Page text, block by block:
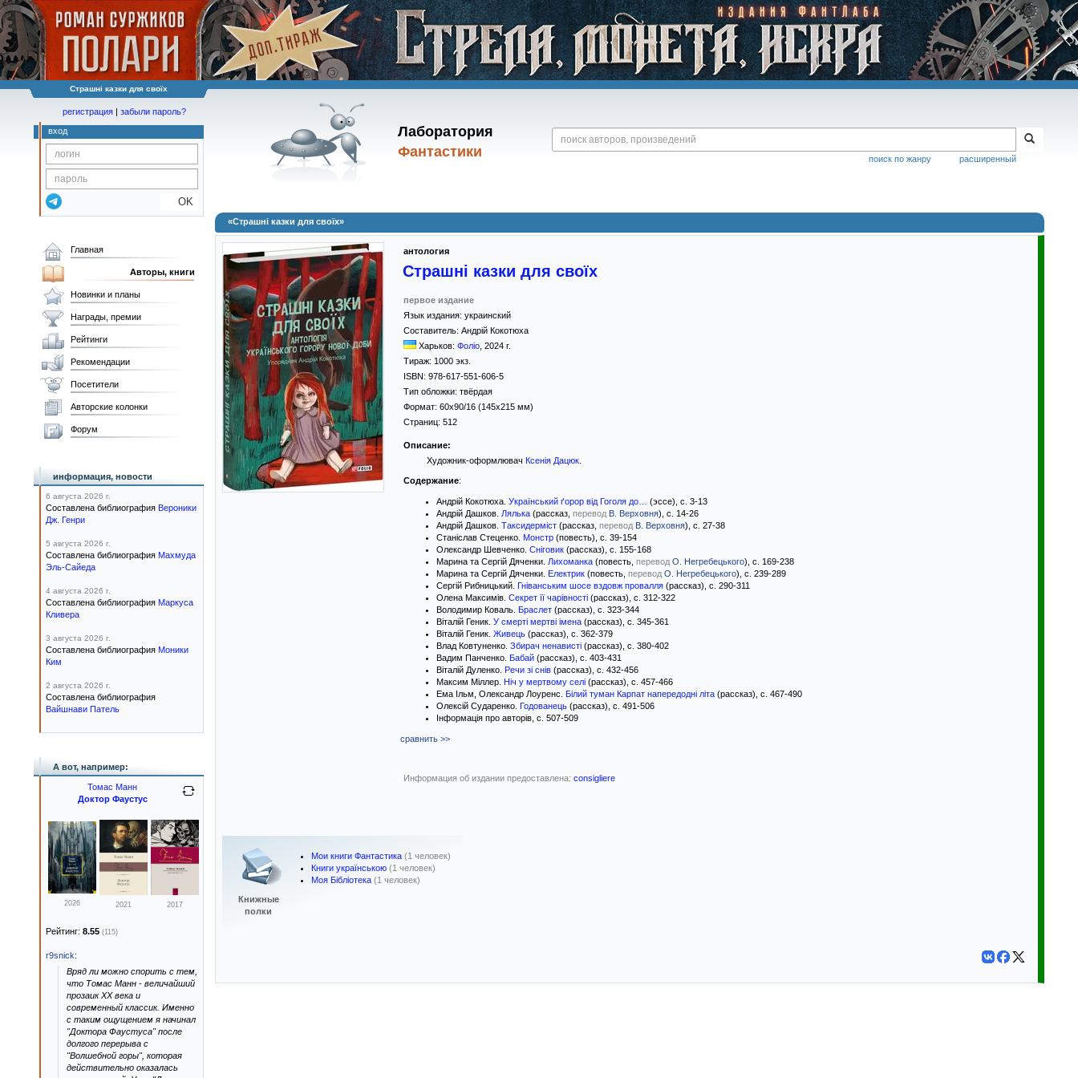
Страшні казки для своїх
Лаборатория
Фантастики
расширенный
поиск по жанру
регистрация | забыли пароль?
вход
OK
«Страшні казки для своїх»
антология
Страшні казки для своїх
первое издание
Язык издания: украинский
Составитель: Андрій Кокотюха
Харьков: Фоліо 2024 г.
Тираж: 1000 экз.
ISBN: 978-617-551-606-5
Тип обложки: твёрдая
Формат: 60x90/16 (145x215 мм)
Страниц: 512
Описание:
Художник-оформлювач Ксенія Дацюк.
Содержание:
Андрій Кокотюха. Український ґорор від Гоголя до…
(эссе), с. 3-13
Андрій Дашков. Лялька (рассказ, перевод В. Верховня), с. 14-26
Андрій Дашков. Таксидерміст (рассказ, перевод В. Верховня), с. 27-38
Станіслав Стеценко. Монстр (повесть), с. 39-154
Олександр Шевченко. Сніговик (рассказ), с. 155-168
Марина та Сергій Дяченки. Лихоманка (повесть, перевод О. Негребецького), с. 169-238
Марина та Сергій Дяченки. Електрик (повесть, перевод О. Негребецького), с. 239-289
Сергій Рибницький. Гніванським шосе вздовж провалля (рассказ), с. 290-311
Олена Максимів. Секрет її чарівності (рассказ), с. 312-322
Володимир Коваль. Браслет (рассказ), с. 323-344
Віталій Геник. У смерті мертві імена (рассказ), с. 345-361
Віталій Геник. Живець (рассказ), с. 362-379
Влад Ковтуненко. Збирач ненависті (рассказ), с. 380-402
Вадим Панченко. Бабай (рассказ), с. 403-431
Віталій Дуленко. Речи зі снів (рассказ), с. 432-456
Максим Міллер. Ніч у мертвому селі (рассказ), с. 457-466
Ема Ільм, Олександр Лоуренс. Білий туман Карпат напередодні літа (рассказ), с. 467-490
Олексій Сударенко. Годованець (рассказ), с. 491-506
Інформація про авторів, с. 507-509
сравнить >>
Информация об издании предоставлена: consigliere
Книжные
полки
Мои книги Фантастика (1 человек)
Книги українською (1 человек)
Моя Бібліотека (1 человек)
Главная
Авторы, книги
Новинки и планы
Награды, премии
Рейтинги
Рекомендации
Посетители
Авторские колонки
Форум
информация, новости
6 августа 2026 г.
Составлена библиография Вероники
Дж. Генри
5 августа 2026 г.
Составлена библиография Махмуда
Эль-Сайеда
4 августа 2026 г.
Составлена библиография Маркуса
Кливера
3 августа 2026 г.
Составлена библиография Моники
Ким
2 августа 2026 г.
Составлена библиография
Вайшнави Патель
А вот, например:
Томас Манн
Доктор Фаустус
2026 2021 2017
Рейтинг: 8.55 (115)
r9snick:
Вряд ли можно спорить с тем,
что Томас Манн - величайший
прозаик XX века и
современный классик. Именно
с таким ощущением я начинал
"Доктора Фаустуса" после
долгого перерыва с
"Волшебной горы", которая
действительно оказалась